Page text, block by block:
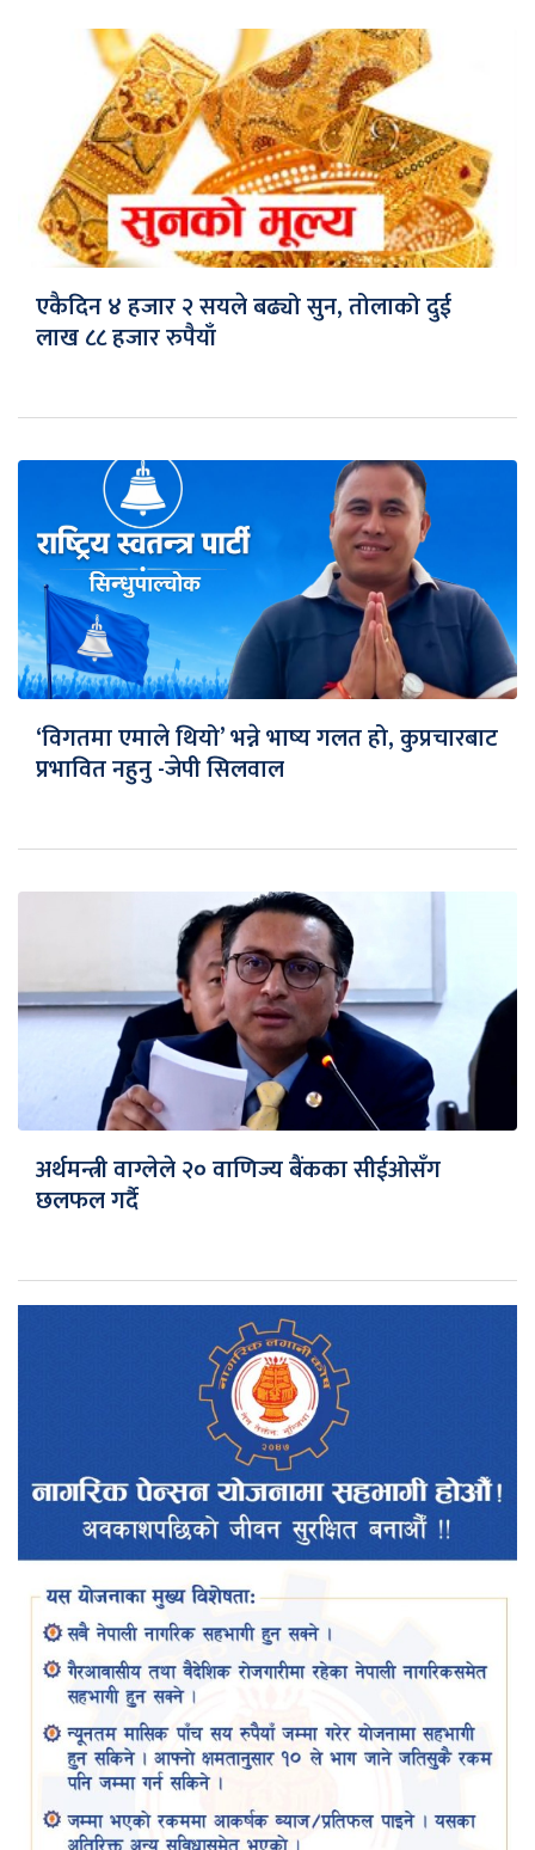
एकैदिन ४ हजार २ सयले बढ्यो सुन, तोलाको दुई
लाख ८८ हजार रुपैयाँ
‘विगतमा एमाले थियो’ भन्ने भाष्य गलत हो, कुप्रचारबाट
प्रभावित नहुनु -जेपी सिलवाल
अर्थमन्त्री वाग्लेले २० वाणिज्य बैंकका सीईओसँग
छलफल गर्दै